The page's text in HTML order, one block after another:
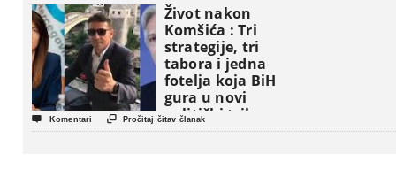
Život nakon
Komšića : Tri
strategije, tri
tabora i jedna
fotelja koja BiH
gura u novi
politički triler
 Komentari  Pročitaj čitav članak